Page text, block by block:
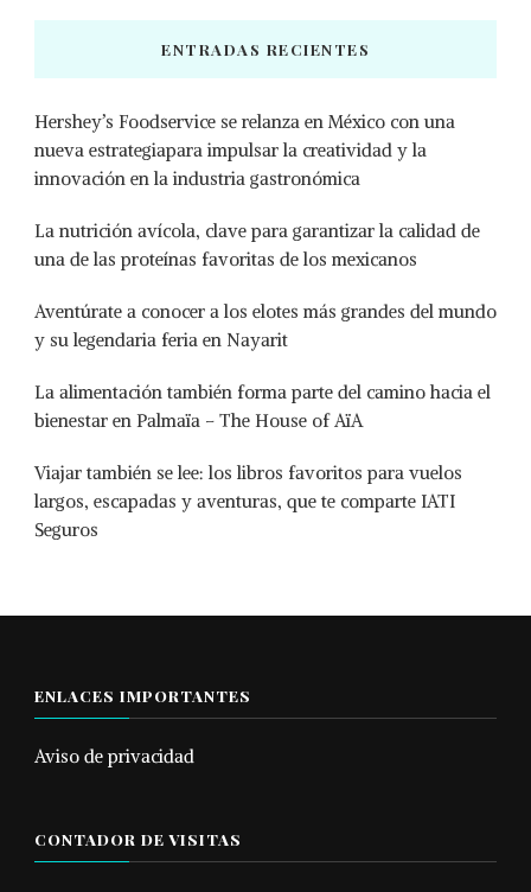
ENTRADAS RECIENTES
Hershey’s Foodservice se relanza en México con una
nueva estrategiapara impulsar la creatividad y la
innovación en la industria gastronómica
La nutrición avícola, clave para garantizar la calidad de
una de las proteínas favoritas de los mexicanos
Aventúrate a conocer a los elotes más grandes del mundo
y su legendaria feria en Nayarit
La alimentación también forma parte del camino hacia el
bienestar en Palmaïa – The House of AïA
Viajar también se lee: los libros favoritos para vuelos
largos, escapadas y aventuras, que te comparte IATI
Seguros
ENLACES IMPORTANTES
Aviso de privacidad
CONTADOR DE VISITAS